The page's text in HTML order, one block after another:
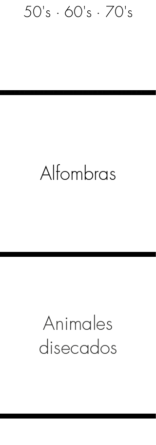
50's · 60's · 70's
Alfombras
Animales
disecados